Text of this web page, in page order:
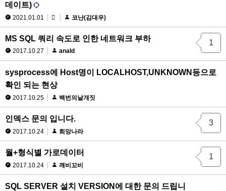
데이트)
2021.01.01 코난(김대우)
MS SQL 쿼리 속도로 인한 네트워크 부하
2017.10.27 anald
1
sysprocess에 Host명이 LOCALHOST,UNKNOWN등으로
확인 되는 현상
2017.10.25 백번의날개짓
인덱스 문의 입니다.
2017.10.24 희망나라
3
월+형식별 가로데이터
2017.10.24 깨비꼬비
1
SQL SERVER 설치 VERSION에 대한 문의 드립니